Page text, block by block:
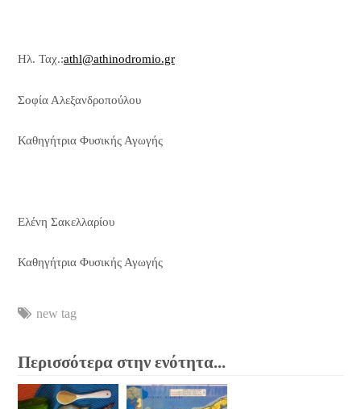
Ηλ. Ταχ.:athl@athinodromio.gr
Σοφία Αλεξανδροπούλου
Καθηγήτρια Φυσικής Αγωγής
Ελένη Σακελλαρίου
Καθηγήτρια Φυσικής Αγωγής
new tag
Περισσότερα στην ενότητα...